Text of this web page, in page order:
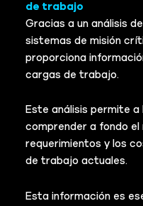
de trabajo
Gracias a un análisis
sistemas de misión
proporciona
cargas de trabajo.
Este análisis permite a
comprender a fondo el
requerimientos y los
de trabajo actuales.
Esta información es